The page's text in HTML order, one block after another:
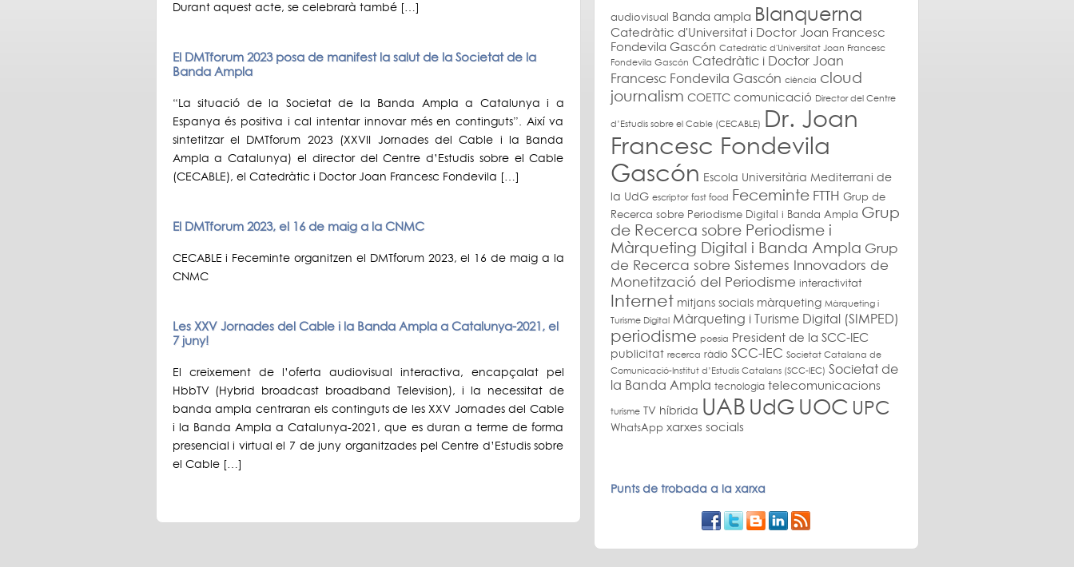
Durant aquest acte, se celebrarà també […]
El DMTforum 2023 posa de manifest la salut de la Societat de la
Banda Ampla
“La situació de la Societat de la Banda Ampla a Catalunya i a
Espanya és positiva i cal intentar innovar més en continguts”. Així va
sintetitzar el DMTforum 2023 (XXVII Jornades del Cable i la Banda
Ampla a Catalunya) el director del Centre d’Estudis sobre el Cable
(CECABLE), el Catedràtic i Doctor Joan Francesc Fondevila […]
El DMTforum 2023, el 16 de maig a la CNMC
CECABLE i Feceminte organitzen el DMTforum 2023, el 16 de maig a la
CNMC
Les XXV Jornades del Cable i la Banda Ampla a Catalunya-2021, el
7 juny!
El creixement de l’oferta audiovisual interactiva, encapçalat pel
HbbTV (Hybrid broadcast broadband Television), i la necessitat de
banda ampla centraran els continguts de les XXV Jornades del Cable
i la Banda Ampla a Catalunya-2021, que es duran a terme de forma
presencial i virtual el 7 de juny organitzades pel Centre d’Estudis sobre
el Cable […]
audiovisual Banda ampla Blanquerna
Catedràtic d'Universitat i Doctor Joan Francesc
Fondevila Gascón Catedràtic d'Universitat Joan Francesc
Fondevila Gascón Catedràtic i Doctor Joan
Francesc Fondevila Gascón ciència cloud
journalism COETTC comunicació Director del Centre
d’Estudis sobre el Cable (CECABLE) Dr. Joan
Francesc Fondevila
Gascón Escola Universitària Mediterrani de
la UdG escriptor fast food Feceminte FTTH Grup de
Recerca sobre Periodisme Digital i Banda Ampla Grup
de Recerca sobre Periodisme i
Màrqueting Digital i Banda Ampla Grup
de Recerca sobre Sistemes Innovadors de
Monetització del Periodisme interactivitat
Internet mitjans socials màrqueting Màrqueting i
Turisme Digital Màrqueting i Turisme Digital (SIMPED)
periodisme poesia President de la SCC-IEC
publicitat recerca ràdio SCC-IEC Societat Catalana de
Comunicació-Institut d’Estudis Catalans (SCC-IEC) Societat de
la Banda Ampla tecnologia telecomunicacions
turisme TV híbrida UAB UdG UOC UPC
WhatsApp xarxes socials
Punts de trobada a la xarxa